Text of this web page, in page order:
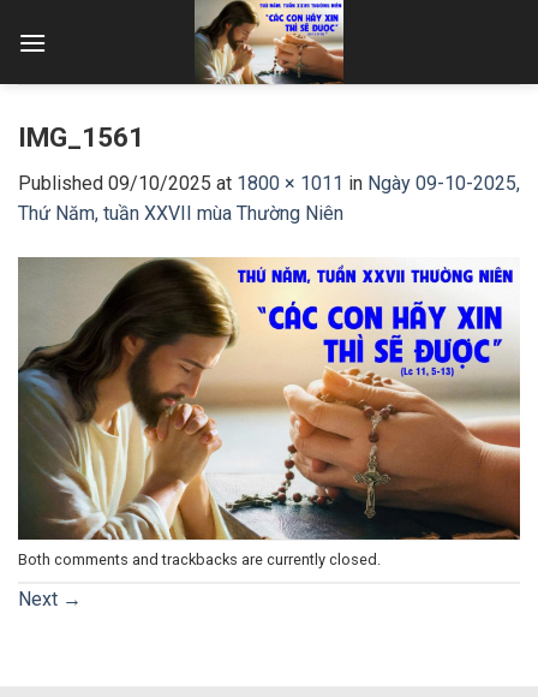
IMG_1561
Published 09/10/2025 at 1800 × 1011 in Ngày 09-10-2025,
Thứ Năm, tuần XXVII mùa Thường Niên
Both comments and trackbacks are currently closed.
Next →